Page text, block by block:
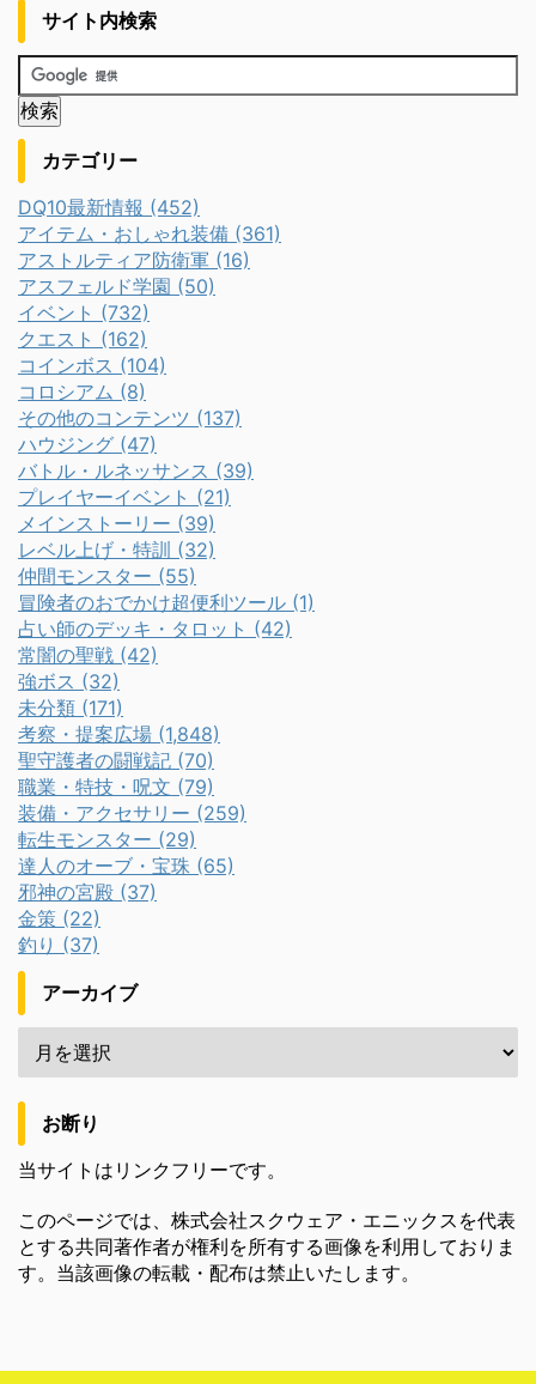
サイト内検索
カテゴリー
DQ10最新情報 (452)
アイテム・おしゃれ装備 (361)
アストルティア防衛軍 (16)
アスフェルド学園 (50)
イベント (732)
クエスト (162)
コインボス (104)
コロシアム (8)
その他のコンテンツ (137)
ハウジング (47)
バトル・ルネッサンス (39)
プレイヤーイベント (21)
メインストーリー (39)
レベル上げ・特訓 (32)
仲間モンスター (55)
冒険者のおでかけ超便利ツール (1)
占い師のデッキ・タロット (42)
常闇の聖戦 (42)
強ボス (32)
未分類 (171)
考察・提案広場 (1,848)
聖守護者の闘戦記 (70)
職業・特技・呪文 (79)
装備・アクセサリー (259)
転生モンスター (29)
達人のオーブ・宝珠 (65)
邪神の宮殿 (37)
金策 (22)
釣り (37)
アーカイブ
お断り
当サイトはリンクフリーです。
このページでは、株式会社スクウェア・エニックスを代表
とする共同著作者が権利を所有する画像を利用しておりま
す。当該画像の転載・配布は禁止いたします。